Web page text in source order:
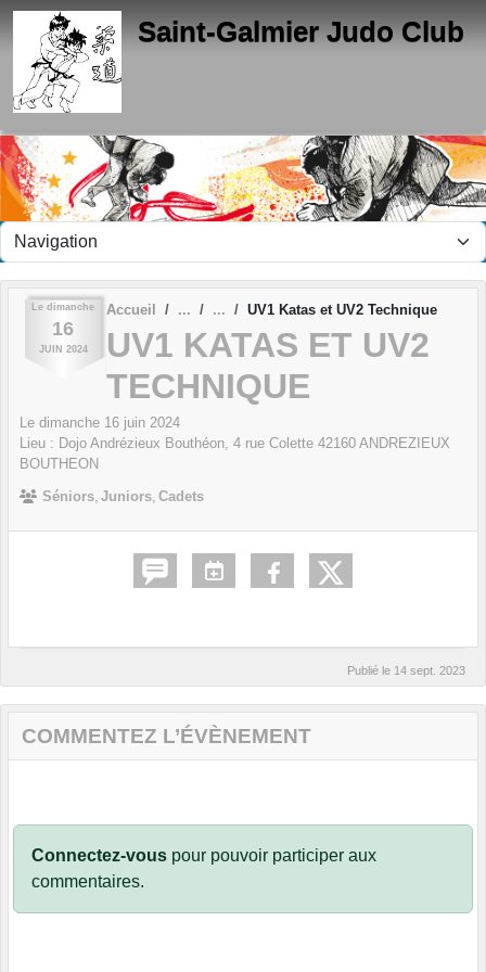
Saint-Galmier Judo Club
Le dimanche
16
JUIN 2024
Accueil UV1 Katas et UV2 Technique
UV1 KATAS ET UV2
TECHNIQUE
Le dimanche 16 juin 2024
Lieu : Dojo Andrézieux Bouthéon, 4 rue Colette 42160 ANDREZIEUX
BOUTHEON
Séniors Juniors Cadets
Publié le 14 sept. 2023
COMMENTEZ L’ÉVÈNEMENT
Connectez-vous pour pouvoir participer aux
commentaires.
Panneau de gestion des cookies